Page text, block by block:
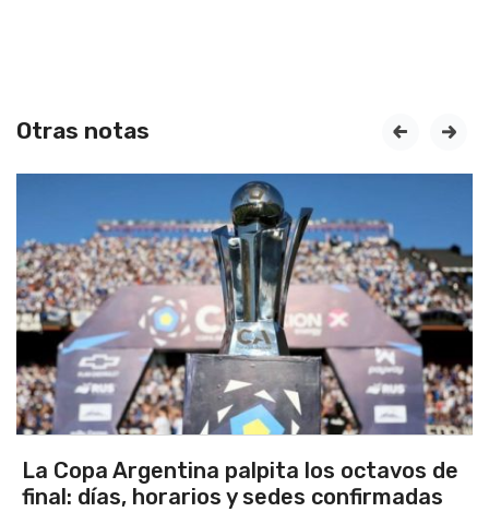
Otras notas
palpita los octavos de
y sedes confirmadas
Los
Tandil
prev next